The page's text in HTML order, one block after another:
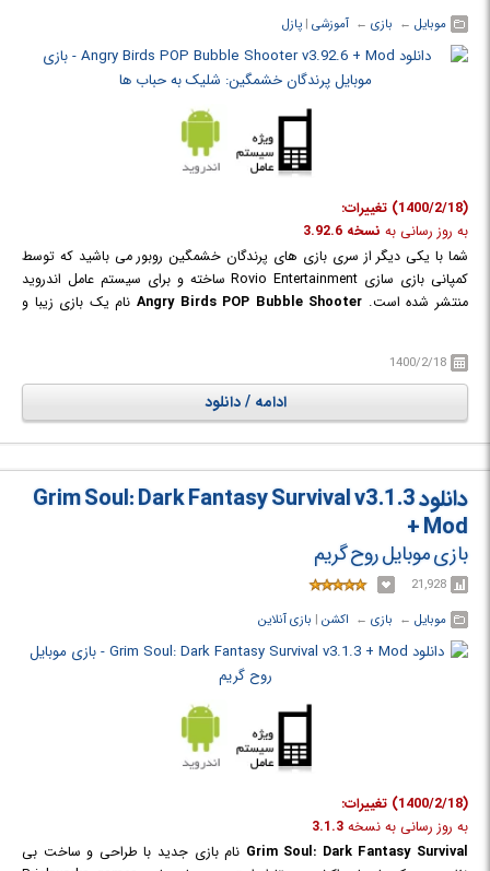
موبایل ← ‏ بازی ← ‏ آموزشی ‏| پازل
(1400/2/18) تغییرات:
به روز رسانی به نسخه 3.92.6
شما با یکی دیگر از سری بازی های پرندگان خشمگین روبور می باشید که توسط
کمپانی بازی سازی Rovio Entertainment ساخته و برای سیستم عامل اندروید
منتشر شده است.
Angry Birds POP Bubble Shooter
نام یک بازی زیبا و
پازل است. با استفاده از تیر کمان خود به سمت حباب ها نشانه رفته و با شلیک
های دقیق و حسابگرانه خود آن ها را منفجر کنید. به نجات موجودات عجیب و
غریب پرداخته و بچه خوک ها را منهدم کنید.
1400/2/18
ادامه / دانلود
دانلود Grim Soul: Dark Fantasy Survival v3.1.3
+ Mod
بازی موبایل روح گریم
21,928
موبایل ← ‏ بازی ← ‏ اکشن ‏| بازی آنلاین
(1400/2/18) تغییرات:
به روز رسانی به نسخه 3.1.3
Grim Soul: Dark Fantasy Survival نام بازی جدید با طراحی و ساخت بی